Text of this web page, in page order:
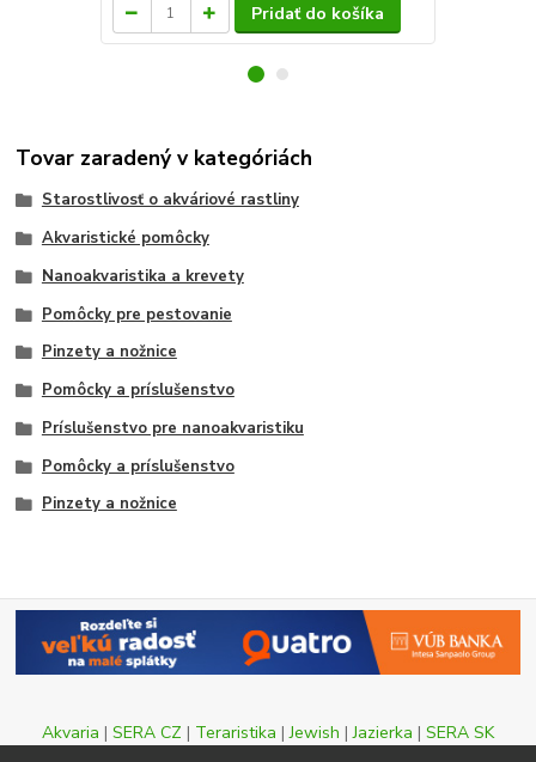
Pridať do košíka
Tovar zaradený v kategóriách
Starostlivosť o akváriové rastliny
Akvaristické pomôcky
Nanoakvaristika a krevety
Pomôcky pre pestovanie
Pinzety a nožnice
Pomôcky a príslušenstvo
Príslušenstvo pre nanoakvaristiku
Pomôcky a príslušenstvo
Pinzety a nožnice
Akvaria | SERA CZ | Teraristika |Jewish |Jazierka | SERA SK